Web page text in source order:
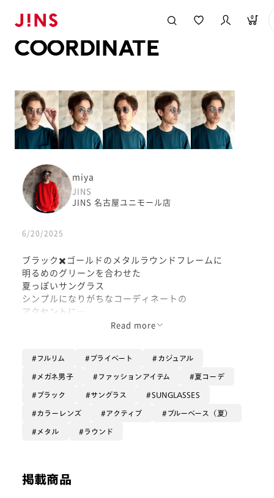
0
COORDINATE
miya
JINS
JINS 名古屋ユニモール店
6/20/2025
ブラック✖️ゴールドのメタルラウンドフレームに
明るめのグリーンを合わせた
夏っぽいサングラス
シンプルになりがちなコーディネートの
アクセントに
Read more
フルリム プライベート カジュアル
メガネ男子 ファッションアイテム 夏コーデ
ブラック サングラス SUNGLASSES
カラーレンズ アクティブ ブルーベース（夏）
メタル ラウンド
掲載商品